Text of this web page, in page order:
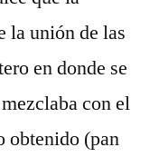
la unión de las
en donde se
con el
obtenido (pan